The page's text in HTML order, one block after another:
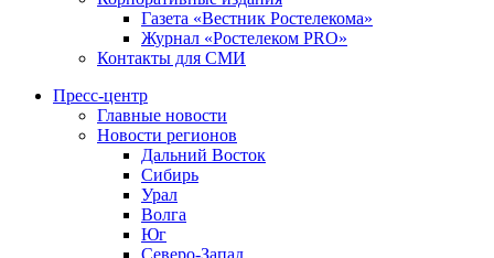
Газета «Вестник Ростелекома»
Журнал «Ростелеком PRO»
Контакты для СМИ
Пресс-центр
Главные новости
Новости регионов
Дальний Восток
Сибирь
Урал
Волга
Юг
Северо-Запад